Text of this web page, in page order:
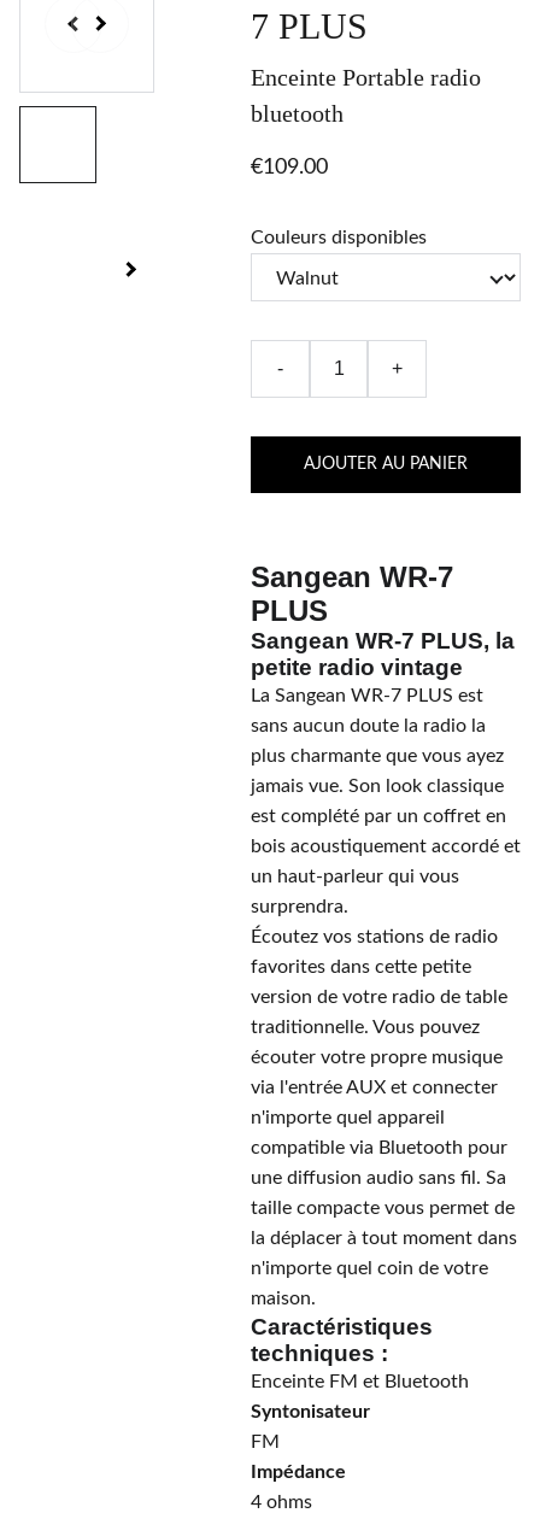
7 PLUS
Enceinte Portable radio
bluetooth
€109.00
Couleurs disponibles
- +
AJOUTER AU PANIER
Sangean WR-7
PLUS
Sangean WR-7 PLUS, la
petite radio vintage
La Sangean WR-7 PLUS est
sans aucun doute la radio la
plus charmante que vous ayez
jamais vue. Son look classique
est complété par un coffret en
bois acoustiquement accordé et
un haut-parleur qui vous
surprendra.
Écoutez vos stations de radio
favorites dans cette petite
version de votre radio de table
traditionnelle. Vous pouvez
écouter votre propre musique
via l'entrée AUX et connecter
n'importe quel appareil
compatible via Bluetooth pour
une diffusion audio sans fil. Sa
taille compacte vous permet de
la déplacer à tout moment dans
n'importe quel coin de votre
maison.
Caractéristiques
techniques :
Enceinte FM et Bluetooth
Syntonisateur
FM
Impédance
4 ohms